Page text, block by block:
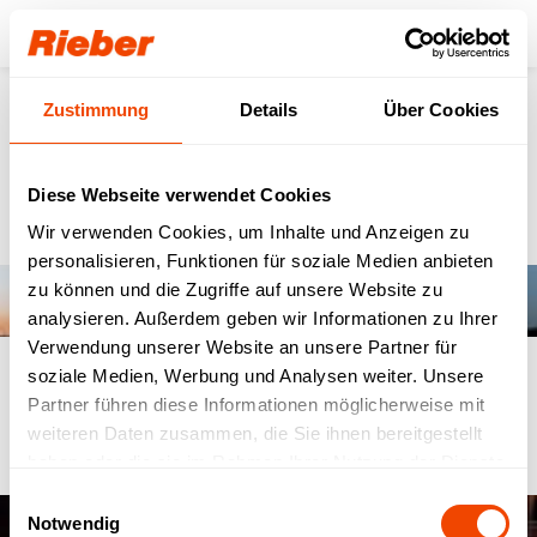
Zustimmung Details Über Cookies
Diese Webseite verwendet Cookies
Wir verwenden Cookies, um Inhalte und Anzeigen zu
personalisieren, Funktionen für soziale Medien anbieten
zu können und die Zugriffe auf unsere Website zu
analysieren. Außerdem geben wir Informationen zu Ihrer
Verwendung unserer Website an unsere Partner für
soziale Medien, Werbung und Analysen weiter. Unsere
Partner führen diese Informationen möglicherweise mit
weiteren Daten zusammen, die Sie ihnen bereitgestellt
Einwilligungsauswahl
Notwendig
Login
Werden Sie Teil unseres
Rieber-Teams.
Um das Video anzuzeigen sind Marketing Cookies
erforderlich.